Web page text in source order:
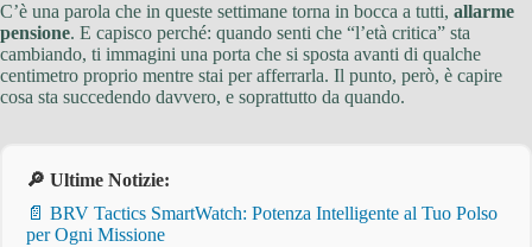
C’è una parola che in queste settimane torna in bocca a tutti, allarme
pensione. E capisco perché: quando senti che “l’età critica” sta
cambiando, ti immagini una porta che si sposta avanti di qualche
centimetro proprio mentre stai per afferrarla. Il punto, però, è capire
cosa sta succedendo davvero, e soprattutto da quando.
🔎 Ultime Notizie:
📄 BRV Tactics SmartWatch: Potenza Intelligente al Tuo Polso
per Ogni Missione